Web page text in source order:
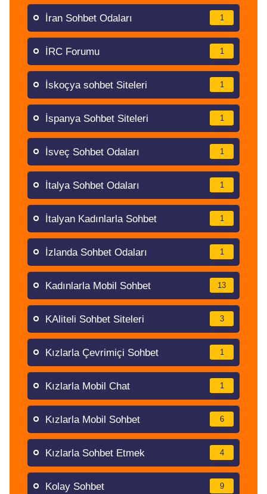
İran Sohbet Odaları 1
İRC Forumu 1
İskoçya sohbet Siteleri 1
İspanya Sohbet Siteleri 1
İsveç Sohbet Odaları 1
İtalya Sohbet Odaları 1
İtalyan Kadınlarla Sohbet 1
İzlanda Sohbet Odaları 1
Kadınlarla Mobil Sohbet 13
KAliteli Sohbet Siteleri 3
Kızlarla Çevrimiçi Sohbet 1
Kızlarla Mobil Chat 1
Kızlarla Mobil Sohbet 6
Kızlarla Sohbet Etmek 4
Kolay Sohbet 9